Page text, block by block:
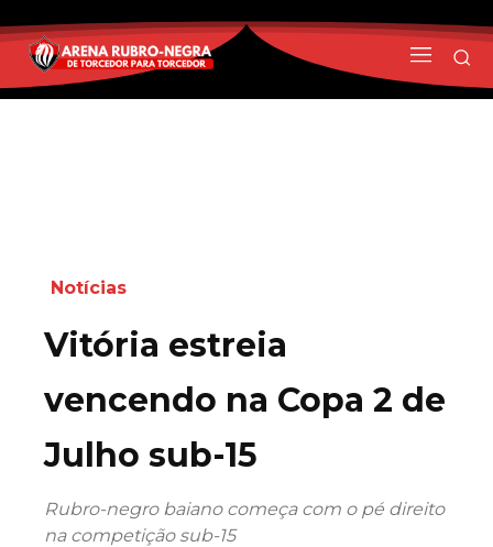
Notícias
Vitória estreia
vencendo na Copa 2 de
Julho sub-15
Rubro-negro baiano começa com o pé direito
na competição sub-15